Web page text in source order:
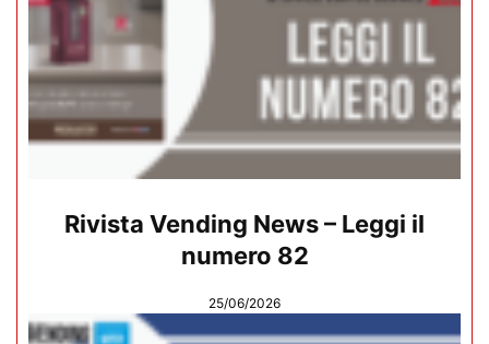
Rivista Vending News – Leggi il
numero 82
25/06/2026